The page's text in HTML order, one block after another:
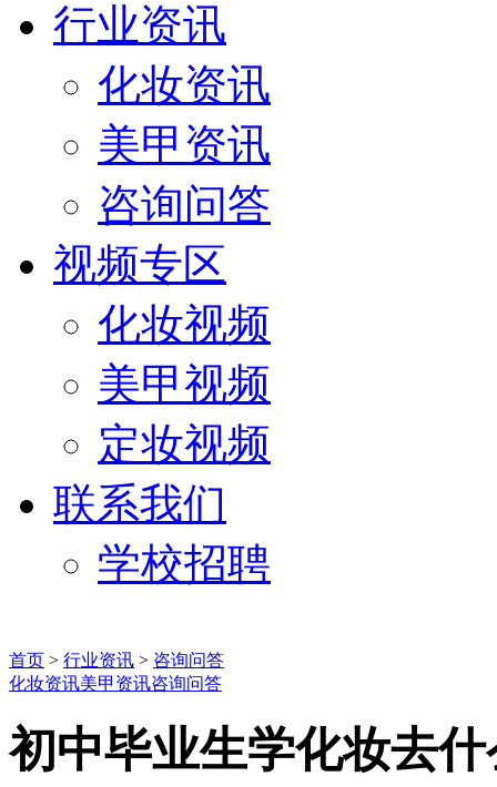
行业资讯
化妆资讯
美甲资讯
咨询问答
视频专区
化妆视频
美甲视频
定妆视频
联系我们
学校招聘
首页 > 行业资讯 > 咨询问答
化妆资讯美甲资讯咨询问答
初中毕业生学化妆去